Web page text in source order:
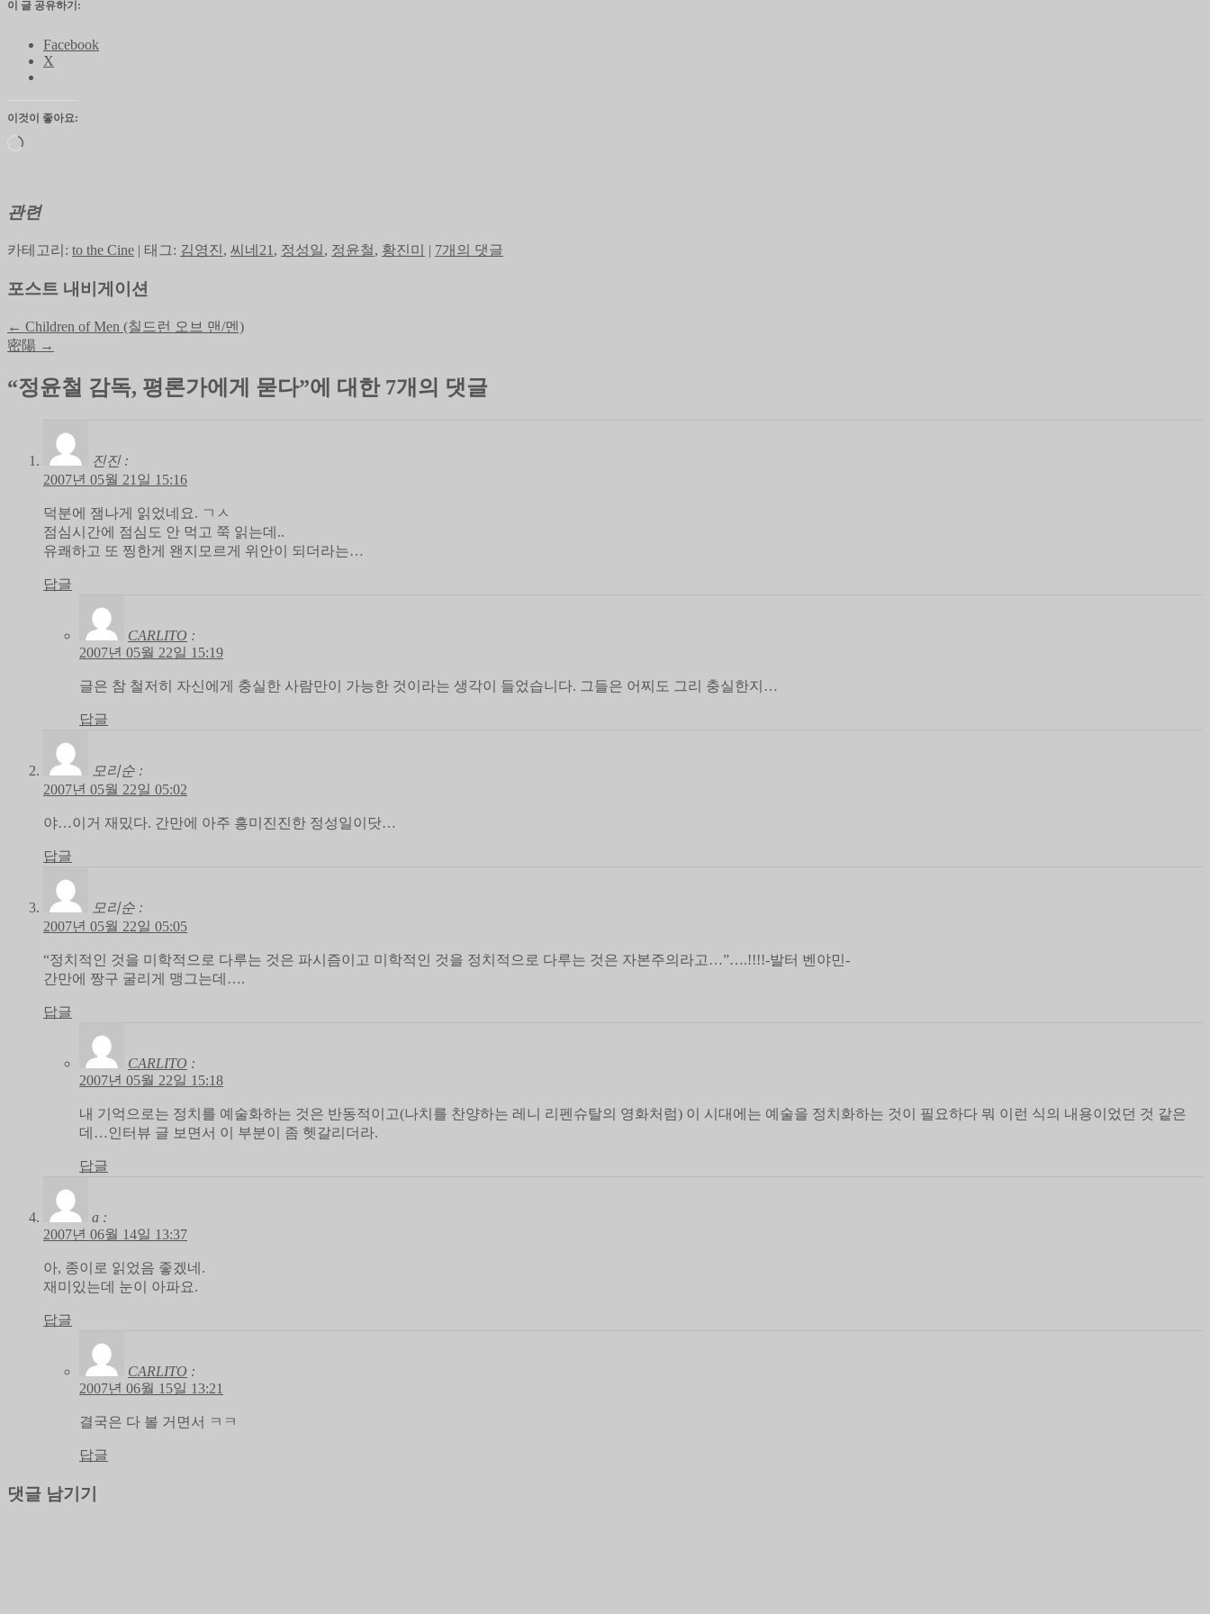
이 글 공유하기:
Facebook
X
이것이 좋아요:
로
관련
카테고리: to the Cine | 태그: 김영진 , 씨네21 , 정성일, 정윤철, 황진미 | 7개의 댓글
포스트 내비게이션
← Children of Men (칠드런 오브 맨/멘)
密陽 →
“정윤철 감독, 평론가에게 묻다”에 대한 7개의 댓글
진진 :
2007년 05월 21일 15:16
덕분에 잼나게 읽었네요. ㄱㅅ
점심시간에 점심도 안 먹고 쭉 읽는데..
유쾌하고 또 찡한게 왠지모르게 위안이 되더라는…
답글
CARLITO :
2007년 05월 22일 15:19
글은 참 철저히 자신에게 충실한 사람만이 가능한 것이라는 생각이 들었습니다. 그들은 어찌도 그리 충실한지…
답글
모리순 :
2007년 05월 22일 05:02
야…이거 재밌다. 간만에 아주 흥미진진한 정성일이닷…
답글
모리순 :
2007년 05월 22일 05:05
“정치적인 것을 미학적으로 다루는 것은 파시즘이고 미학적인 것을 정치적으로 다루는 것은 자본주의라고…”….!!!!-발터 벤야민-
간만에 짱구 굴리게 맹그는데….
답글
CARLITO :
2007년 05월 22일 15:18
내 기억으로는 정치를 예술화하는 것은 반동적이고(나치를 찬양하는 레니 리펜슈탈의 영화처럼) 이 시대에는 예술을 정치화하는 것이 필요하다 뭐 이런 식의 내용이었던 것 같은
데…인터뷰 글 보면서 이 부분이 좀 헷갈리더라.
답글
a :
2007년 06월 14일 13:37
아, 종이로 읽었음 좋겠네.
재미있는데 눈이 아파요.
답글
CARLITO :
2007년 06월 15일 13:21
결국은 다 볼 거면서 ㅋㅋ
답글
댓글 남기기